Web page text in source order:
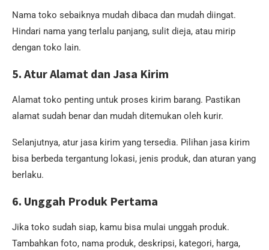
Nama toko sebaiknya mudah dibaca dan mudah diingat.
Hindari nama yang terlalu panjang, sulit dieja, atau mirip
dengan toko lain.
5. Atur Alamat dan Jasa Kirim
Alamat toko penting untuk proses kirim barang. Pastikan
alamat sudah benar dan mudah ditemukan oleh kurir.
Selanjutnya, atur jasa kirim yang tersedia. Pilihan jasa kirim
bisa berbeda tergantung lokasi, jenis produk, dan aturan yang
berlaku.
6. Unggah Produk Pertama
Jika toko sudah siap, kamu bisa mulai unggah produk.
Tambahkan foto, nama produk, deskripsi, kategori, harga,